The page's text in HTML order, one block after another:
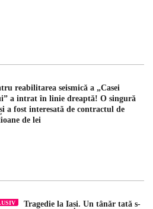
reabilitarea seismică a „Casei
a intrat în linie dreaptă! O singură
a fost interesată de contractul de
de lei
Tragedie la Iași. Un tânăr tată s-